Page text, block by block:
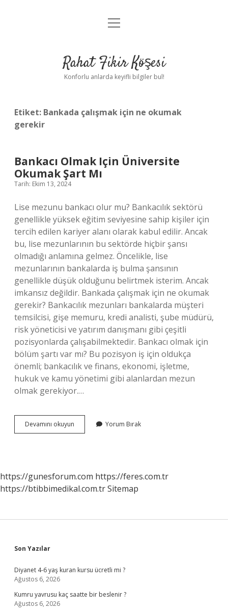
Anasayfa
Yasal Uyarı
menüyü
Rahat Fikir Köşesi
Konforlu anlarda keyifli bilgiler bul!
Etiket: Bankada çalışmak için ne okumak
gerekir
Bankacı Olmak Için Üniversite
Okumak Şart Mı
Tarih: Ekim 13, 2024
Lise mezunu bankacı olur mu? Bankacılık sektörü
genellikle yüksek eğitim seviyesine sahip kişiler için
tercih edilen kariyer alanı olarak kabul edilir. Ancak
bu, lise mezunlarının bu sektörde hiçbir şansı
olmadığı anlamına gelmez. Öncelikle, lise
mezunlarının bankalarda iş bulma şansının
genellikle düşük olduğunu belirtmek isterim. Ancak
imkansız değildir. Bankada çalışmak için ne okumak
gerekir? Bankacılık mezunları bankalarda müşteri
temsilcisi, gişe memuru, kredi analisti, şube müdürü,
risk yöneticisi ve yatırım danışmanı gibi çeşitli
pozisyonlarda çalışabilmektedir. Bankacı olmak için
bölüm şartı var mı? Bu pozisyon iş için oldukça
önemli; bankacılık ve finans, ekonomi, işletme,
hukuk ve kamu yönetimi gibi alanlardan mezun
olmak gerekiyor.…
Devamını okuyun
Olmak
Mı
Yorum Bırak
https://gunesforum.com https://feres.com.tr
https://btibbimedikal.com.trSitemap
Sidebar
Son Yazılar
Diyanet 4-6 yaş kuran kursu ücretli mi ?
Ağustos 6, 2026
Kumru yavrusu kaç saatte bir beslenir ?
Ağustos 6, 2026